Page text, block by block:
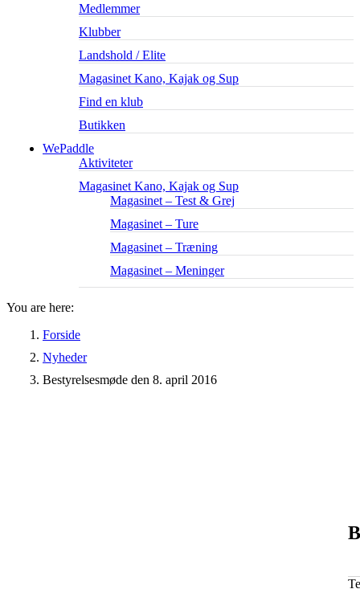
Medlemmer
Klubber
Landshold / Elite
Magasinet Kano, Kajak og Sup
Find en klub
Butikken
WePaddle
Aktiviteter
Magasinet Kano, Kajak og Sup
Magasinet – Test & Grej
Magasinet – Ture
Magasinet – Træning
Magasinet – Meninger
You are here:
Forside
Nyheder
Bestyrelsesmøde den 8. april 2016